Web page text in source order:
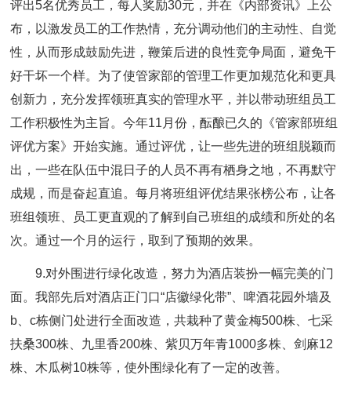
评出5名优秀员工，每人奖励30元，并在《内部资讯》上公
布，以激发员工的工作热情，充分调动他们的主动性、自觉
性，从而形成鼓励先进，鞭策后进的良性竞争局面，避免干
好干坏一个样。为了使管家部的管理工作更加规范化和更具
创新力，充分发挥领班真实的管理水平，并以带动班组员工
工作积极性为主旨。今年11月份，酝酿已久的《管家部班组
评优方案》开始实施。通过评优，让一些先进的班组脱颖而
出，一些在队伍中混日子的人员不再有栖身之地，不再默守
成规，而是奋起直追。每月将班组评优结果张榜公布，让各
班组领班、员工更直观的了解到自己班组的成绩和所处的名
次。通过一个月的运行，取到了预期的效果。
9.对外围进行绿化改造，努力为酒店装扮一幅完美的门
面。我部先后对酒店正门口“店徽绿化带”、啤酒花园外墙及
b、c栋侧门处进行全面改造，共栽种了黄金梅500株、七采
扶桑300株、九里香200株、紫贝万年青1000多株、剑麻12
株、木瓜树10株等，使外围绿化有了一定的改善。